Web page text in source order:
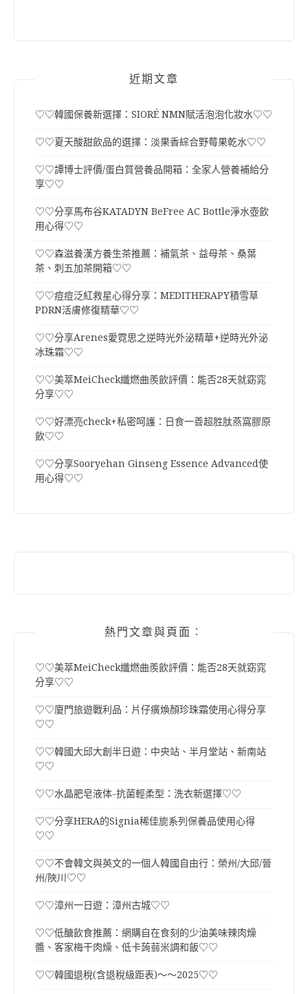
近期文章
♡♡韓國保養新選擇：SIORÉ NMN賦活泡泡化妝水♡♡
♡♡夏天酸甜飲品的選擇：淡果香綜合野莓果乾水♡♡
♡♡譚博士評價/蛋白質營養品開箱：全家人營養補給分
享♡♡
♡♡分享馬布谷KATADYN BeFree AC Bottle淨水壺飲
用心得♡♡
♡♡森滋養漢方養生茶推薦：補氣茶、益母茶、桑葉
茶、刺五加茶開箱♡♡
♡♡痘痘泛紅救星心得分享：MEDITHERAPY積雪草
PDRN活膚修復精華♡♡
♡♡分享Arenes愛霓思之逆時光外泌精華+逆時光外泌
冰珠霜♡♡
♡♡美萃MeiCheck纖燃曲羨飲評價：能否28天就窈窕
分享♡♡
♡♡好漂亮check+私密呵護：日食一善超胜肽燕窩膠原
飲♡♡
♡♡分享Sooryehan Ginseng Essence Advanced使
用心得♡♡
熱門文章與頁面︰
♡♡美萃MeiCheck纖燃曲羨飲評價：能否28天就窈窕
分享♡♡
♡♡廈門旅遊戰利品：片仔癀煥顏珍珠霜使用心得分享
♡♡
♡♡韓國大邱大創半日遊：中央站、半月堂站、新南站
♡♡
♡♡水晶肥皂液体-抗菌輕柔型：洗衣新選擇♡♡
♡♡分享HERA的Signia稀佳旎系列保養品使用心得
♡♡
♡♡不會韓文與英文的一個人韓國自由行：榮州/大邱/晉
州/陜川♡♡
♡♡漳州一日遊：漳州古城♡♡
♡♡低醣飲食推薦：網購自在食刻的少油美味辣肉燥
醬、客家梅干肉燥、低卡蒟蒻米調和飯♡♡
♡♡韓國退稅(含退稅級距表)～～2025♡♡